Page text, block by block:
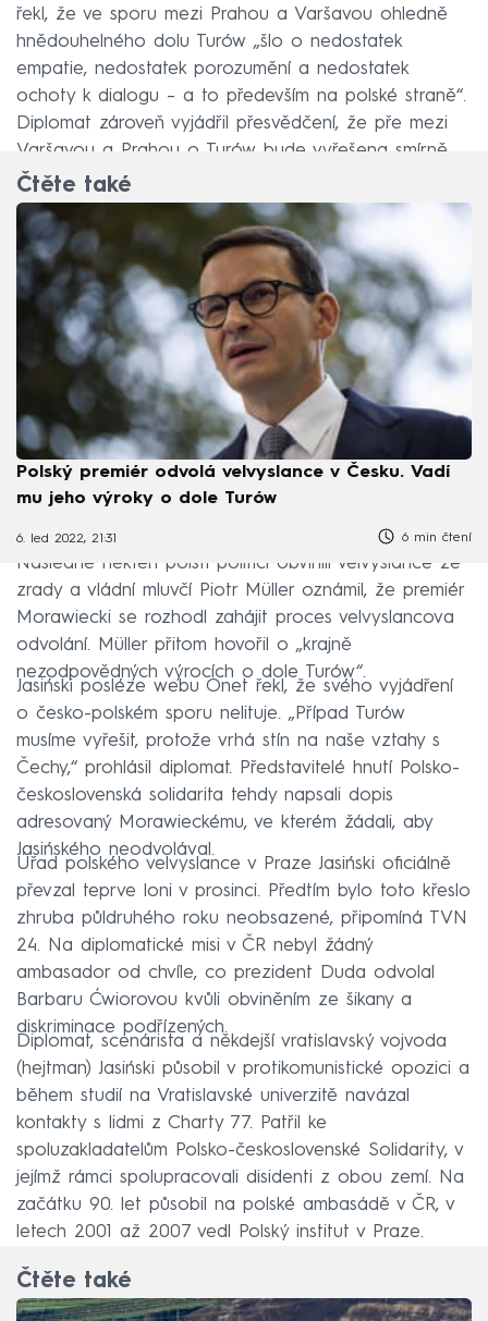
řekl, že ve sporu mezi Prahou a Varšavou ohledně
hnědouhelného dolu Turów „šlo o nedostatek
empatie, nedostatek porozumění a nedostatek
ochoty k dialogu – a to především na polské straně“.
Diplomat zároveň vyjádřil přesvědčení, že pře mezi
Varšavou a Prahou o Turów bude vyřešena smírně.
Čtěte také
Polský premiér odvolá velvyslance v Česku. Vadí
mu jeho výroky o dole Turów
6. led 2022, 21:31 6 min čtení
Následně někteří polští politici obvinili velvyslance ze
zrady a vládní mluvčí Piotr Müller oznámil, že premiér
Morawiecki se rozhodl zahájit proces velvyslancova
odvolání. Müller přitom hovořil o „krajně
nezodpovědných výrocích o dole Turów“.
Jasiński posléze webu Onet řekl, že svého vyjádření
o česko-polském sporu nelituje. „Případ Turów
musíme vyřešit, protože vrhá stín na naše vztahy s
Čechy,“ prohlásil diplomat. Představitelé hnutí Polsko-
československá solidarita tehdy napsali dopis
adresovaný Morawieckému, ve kterém žádali, aby
Jasińského neodvolával.
Úřad polského velvyslance v Praze Jasiński oficiálně
převzal teprve loni v prosinci. Předtím bylo toto křeslo
zhruba půldruhého roku neobsazené, připomíná TVN
24. Na diplomatické misi v ČR nebyl žádný
ambasador od chvíle, co prezident Duda odvolal
Barbaru Ćwiorovou kvůli obviněním ze šikany a
diskriminace podřízených.
Diplomat, scenárista a někdejší vratislavský vojvoda
(hejtman) Jasiński působil v protikomunistické opozici a
během studií na Vratislavské univerzitě navázal
kontakty s lidmi z Charty 77. Patřil ke
spoluzakladatelům Polsko-československé Solidarity, v
jejímž rámci spolupracovali disidenti z obou zemí. Na
začátku 90. let působil na polské ambasádě v ČR, v
letech 2001 až 2007 vedl Polský institut v Praze.
Čtěte také